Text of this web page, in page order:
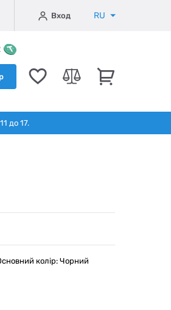
Вход RU
до 17.
колір: Чорний